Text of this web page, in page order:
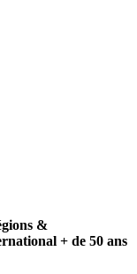
&
+ de 50 ans